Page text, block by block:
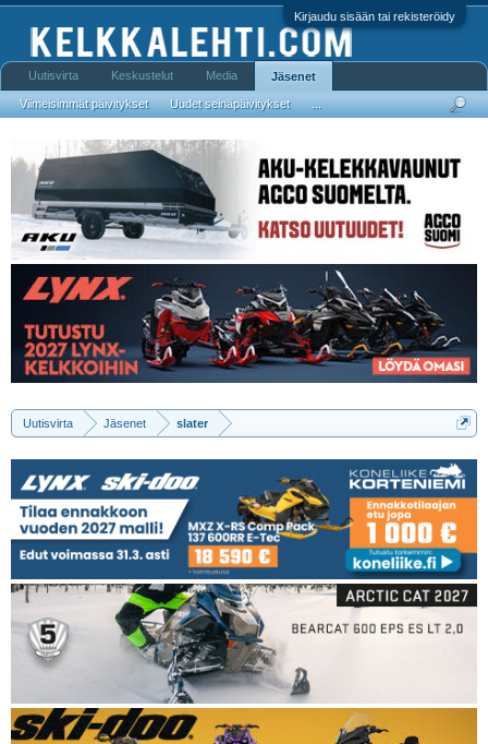
Kirjaudu sisään tai rekisteröidy
Uutisvirta Jäsenet slater
Uutisvirta Keskustelut Media Jäsenet
Viimeisimmät päivitykset Uudet seinäpäivitykset